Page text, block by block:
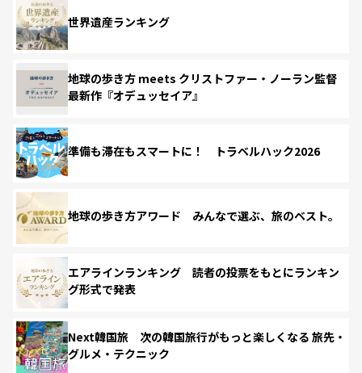
世界遺産ランキング
地球の歩き方 meets クリストファー・ノーラン監督
最新作『オデュッセイア』
準備も滞在もスマートに！ トラベルハック2026
地球の歩き方アワード みんなで選ぶ、旅のベスト。
エアラインランキング 読者の投票をもとにランキン
グ形式で発表
Next韓国旅 次の韓国旅行がもっと楽しくなる 旅先・
グルメ・テクニック